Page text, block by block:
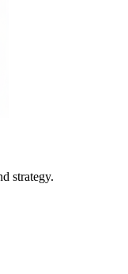
strategy.